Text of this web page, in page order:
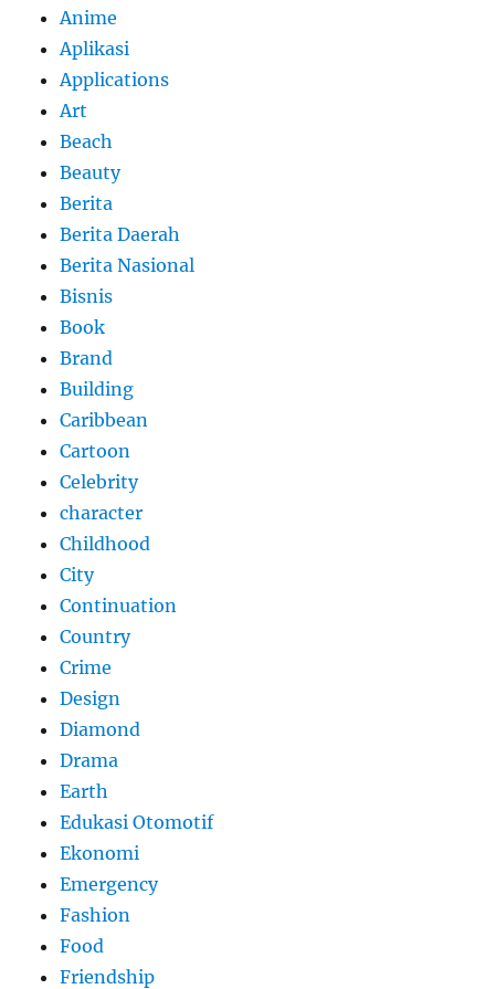
Anime
Aplikasi
Applications
Art
Beach
Beauty
Berita
Berita Daerah
Berita Nasional
Bisnis
Book
Brand
Building
Caribbean
Cartoon
Celebrity
character
Childhood
City
Continuation
Country
Crime
Design
Diamond
Drama
Earth
Edukasi Otomotif
Ekonomi
Emergency
Fashion
Food
Friendship